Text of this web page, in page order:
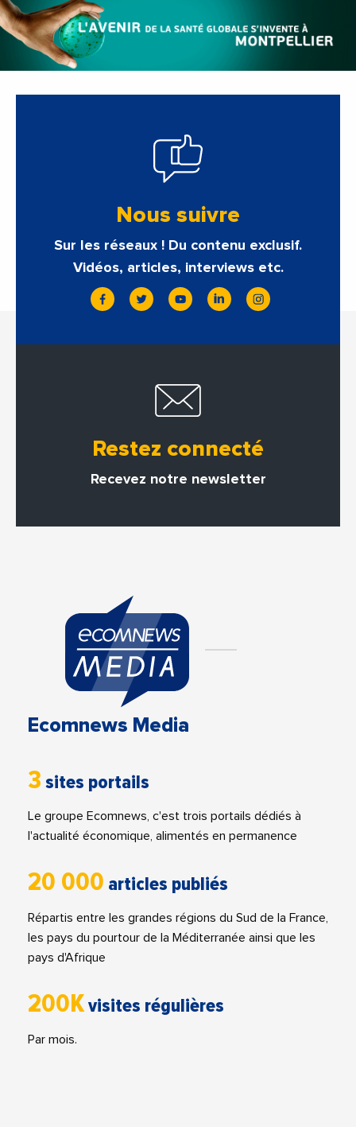
Nous suivre
Sur les réseaux ! Du contenu exclusif.
Vidéos, articles, interviews etc.
Restez connecté
Recevez notre newsletter
Ecomnews Media
3 sites portails
Le groupe Ecomnews, c'est trois portails dédiés à
l'actualité économique, alimentés en permanence
20 000 articles publiés
Répartis entre les grandes régions du Sud de la France,
les pays du pourtour de la Méditerranée ainsi que les
pays d'Afrique
200Kvisites régulières
Par mois.